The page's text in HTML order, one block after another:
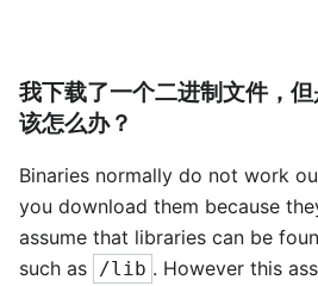
我下载了一个二进制文件，
该怎么办？
Binaries normally do not work
you download them because
assume that libraries can be
such as
/lib . However this